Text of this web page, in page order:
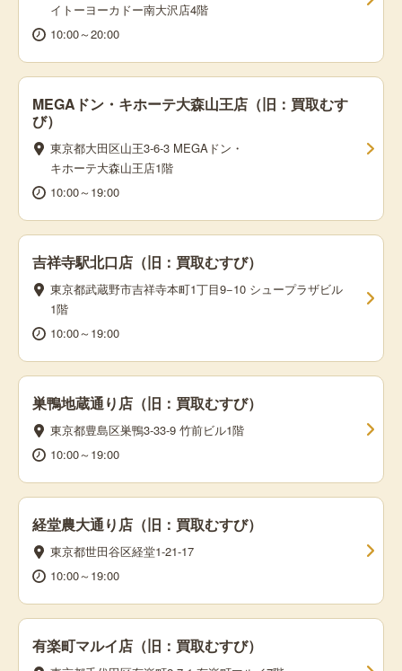
イトーヨーカドー南大沢店4階
10:00～20:00
MEGAドン・キホーテ大森山王店（旧：買取むす
び）
東京都大田区山王3-6-3 MEGAドン・
キホーテ大森山王店1階
10:00～19:00
吉祥寺駅北口店（旧：買取むすび）
東京都武蔵野市吉祥寺本町1丁目9−10 シュープラザビル
1階
10:00～19:00
巣鴨地蔵通り店（旧：買取むすび）
東京都豊島区巣鴨3-33-9 竹前ビル1階
10:00～19:00
経堂農大通り店（旧：買取むすび）
東京都世田谷区経堂1-21-17
10:00～19:00
有楽町マルイ店（旧：買取むすび）